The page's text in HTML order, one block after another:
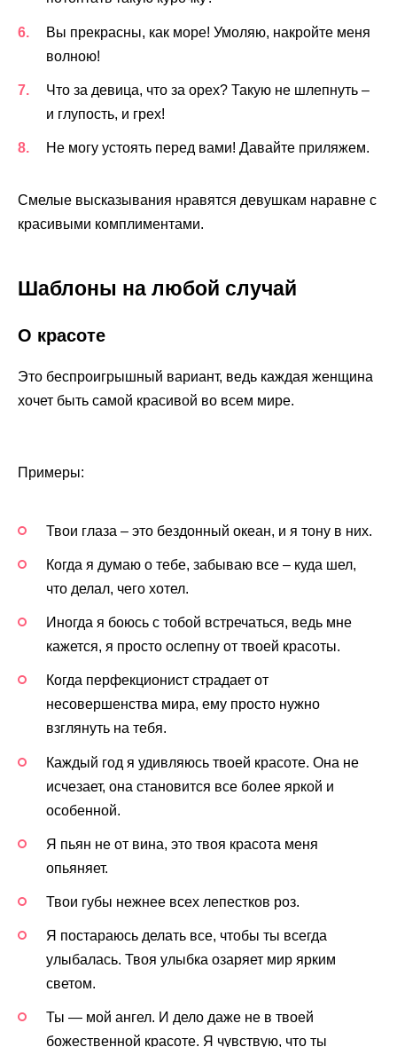
Вы прекрасны, как море! Умоляю, накройте меня
волною!
Что за девица, что за орех? Такую не шлепнуть –
и глупость, и грех!
Не могу устоять перед вами! Давайте приляжем.
Смелые высказывания нравятся девушкам наравне с
красивыми комплиментами.
Шаблоны на любой случай
О красоте
Это беспроигрышный вариант, ведь каждая женщина
хочет быть самой красивой во всем мире.
Примеры:
Твои глаза – это бездонный океан, и я тону в них.
Когда я думаю о тебе, забываю все – куда шел,
что делал, чего хотел.
Иногда я боюсь с тобой встречаться, ведь мне
кажется, я просто ослепну от твоей красоты.
Когда перфекционист страдает от
несовершенства мира, ему просто нужно
взглянуть на тебя.
Каждый год я удивляюсь твоей красоте. Она не
исчезает, она становится все более яркой и
особенной.
Я пьян не от вина, это твоя красота меня
опьяняет.
Твои губы нежнее всех лепестков роз.
Я постараюсь делать все, чтобы ты всегда
улыбалась. Твоя улыбка озаряет мир ярким
светом.
Ты — мой ангел. И дело даже не в твоей
божественной красоте. Я чувствую, что ты